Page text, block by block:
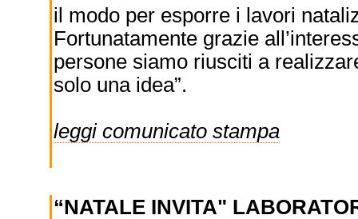
il modo per esporre i lavori
Fortunatamente grazie
persone siamo riusciti a
solo una idea”.
leggi comunicato stampa
“NATALE INVITA"